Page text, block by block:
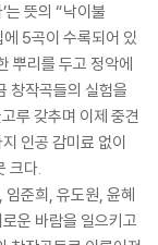
는 뜻의 “낙이불
5곡이 수록되어 있
뿌리를 두고 정악에
창작곡들의 실험을
루 갖추며 이제 중견
인공 감미료 없이
크다.
준희, 유도원, 윤혜
운 바람을 일으키고